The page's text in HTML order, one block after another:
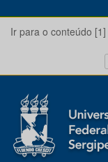
Ir para o conteúdo [1]